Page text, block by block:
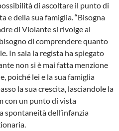
di ascoltare il punto di
e della sua famiglia. “Bisogna
di Violante si rivolge al
di comprendere quanto
In sala la regista ha spiegato
non si è mai fatta menzione
poiché lei e la sua famiglia
la sua crescita, lasciandole la
con un punto di vista
spontaneità dell’infanzia